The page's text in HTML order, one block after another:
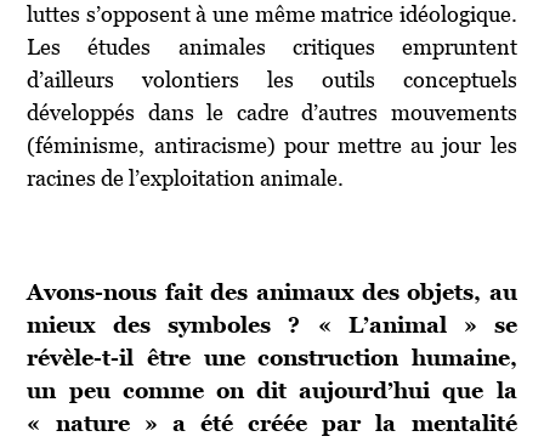
luttes s’opposent à une même matrice idéologique.
Les études animales critiques empruntent
d’ailleurs volontiers les outils conceptuels
développés dans le cadre d’autres mouvements
(féminisme, antiracisme) pour mettre au jour les
racines de l’exploitation animale.
Avons-nous fait des animaux des objets, au
mieux des symboles ? « L’animal » se
révèle-t-il être une construction humaine,
un peu comme on dit aujourd’hui que la
« nature » a été créée par la mentalité